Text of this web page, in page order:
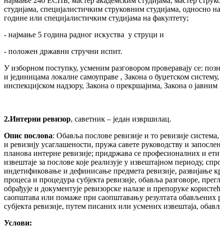
студијама, специјалистичким струковним студијама, односно
године или специјалистичким студијама на факултету;
- најмање 5 година радног искуства у струци и
- положен државни стручни испит.
У изборном поступку, усменим разговором проверавају се:
и јединицама локалне самоуправе , Закона о буџетском
инспекцијском надзору, Закона о прекршајима, Закона о
2.Интерни ревизор, саветник – један извршилац.
Опис послова: Обавља послове ревизије и то ревизије
и ревизију усаглашености, пружа савете руководству и
планова интерне ревизије; придржава се професионалних и
извештаје за послове које реализује у извештајном периоду,
индетификовање и дефинисање предмета ревизије, развијање
процеса и процедура субјекта ревизије, обавља разговоре,
обрађује и документује ревизорске налазе и препоруке
саопштава или помаже при саопштавању резултата обављених
субјекта ревизије, путем писаних или усмених извештаја,
Услови: